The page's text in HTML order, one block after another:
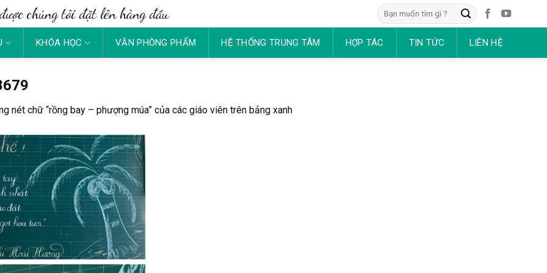
chúng tôi đặt lên hàng đầu
Tìm
kiếm:
KHÓA HỌC VĂN PHÒNG PHẨM HỆ THỐNG TRUNG TÂM HỢP TÁC TIN TỨC LIÊN HỆ
nét chữ “rồng bay – phượng múa” của các giáo viên trên bảng xanh